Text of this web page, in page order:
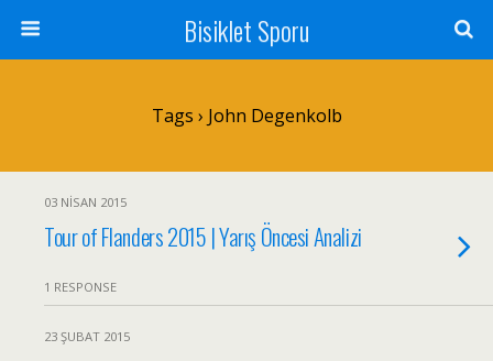
Bisiklet Sporu
Tags › John Degenkolb
03 NISAN 2015
Tour of Flanders 2015 | Yarış Öncesi Analizi
1 RESPONSE
23 ŞUBAT 2015